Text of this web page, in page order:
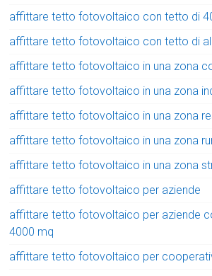
affittare tetto fotovoltaico con tetto di
affittare tetto fotovoltaico con tetto di
affittare tetto fotovoltaico in una zona
affittare tetto fotovoltaico in una zona
affittare tetto fotovoltaico in una zona
affittare tetto fotovoltaico in una zona
affittare tetto fotovoltaico in una zona
affittare tetto fotovoltaico per aziende
affittare tetto fotovoltaico per aziende
4000 mq
affittare tetto fotovoltaico per